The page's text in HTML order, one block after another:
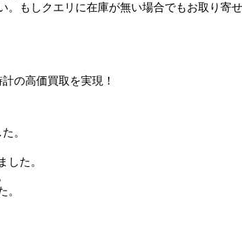
もしクエリに在庫が無い場合でもお取り寄
の高価買取を実現！
。
した。
。